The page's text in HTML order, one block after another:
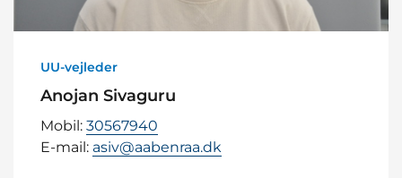
UU-vejleder
Anojan Sivaguru
Mobil: 30567940
E-mail: asiv@aabenraa.dk